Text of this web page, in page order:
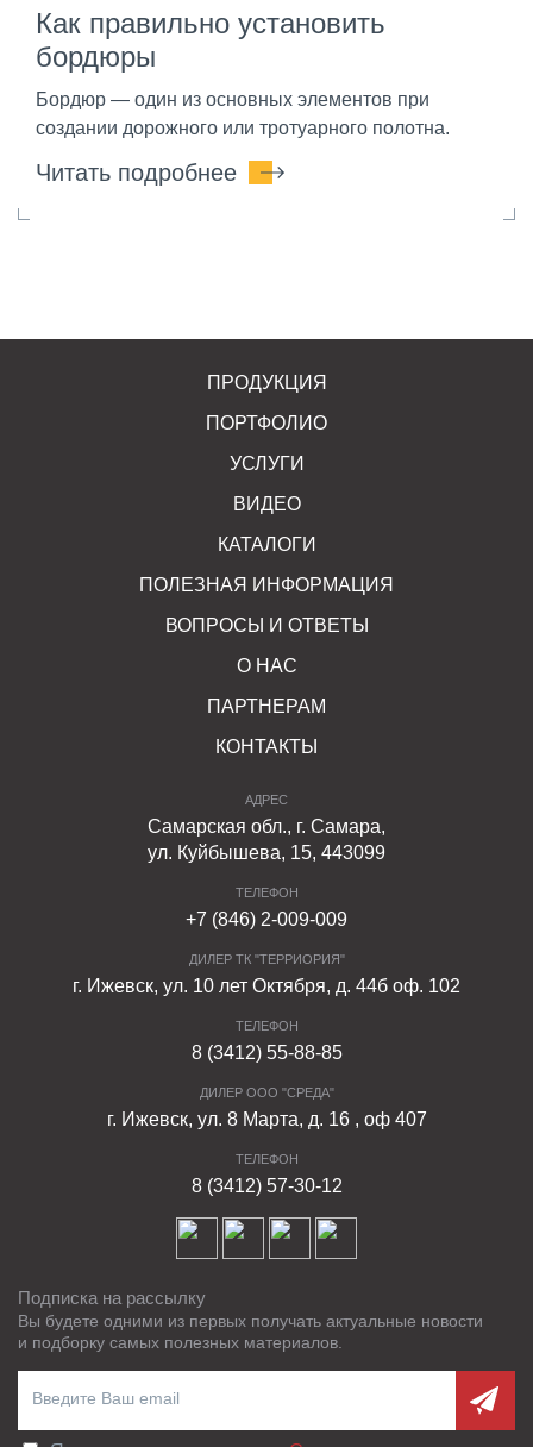
Как правильно установить
бордюры
Бордюр — один из основных элементов при
создании дорожного или тротуарного полотна.
Читать подробнее
ПРОДУКЦИЯ
ПОРТФОЛИО
УСЛУГИ
ВИДЕО
КАТАЛОГИ
ПОЛЕЗНАЯ ИНФОРМАЦИЯ
ВОПРОСЫ И ОТВЕТЫ
О НАС
ПАРТНЕРАМ
КОНТАКТЫ
АДРЕС
Самарская обл., г. Самара,
ул. Куйбышева, 15, 443099
ТЕЛЕФОН
+7 (846) 2-009-009
ДИЛЕР ТК "ТЕРРИОРИЯ"
г. Ижевск, ул. 10 лет Октября, д. 44б оф. 102
ТЕЛЕФОН
8 (3412) 55-88-85
ДИЛЕР ООО "СРЕДА"
г. Ижевск, ул. 8 Марта, д. 16 , оф 407
ТЕЛЕФОН
8 (3412) 57-30-12
Подписка на рассылку
Вы будете одними из первых получать актуальные новости
и подборку самых полезных материалов.